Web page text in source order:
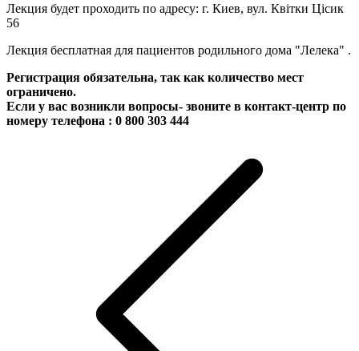
Лекция будет проходить по адресу: г. Киев, вул. Квітки Цісик
56
Лекция бесплатная для пациентов родильного дома "Лелека" .
Регистрация обязательна, так как количество мест
ограничено.
Если у вас возникли вопросы- звоните в контакт-центр по
номеру телефона : 0 800 303 444